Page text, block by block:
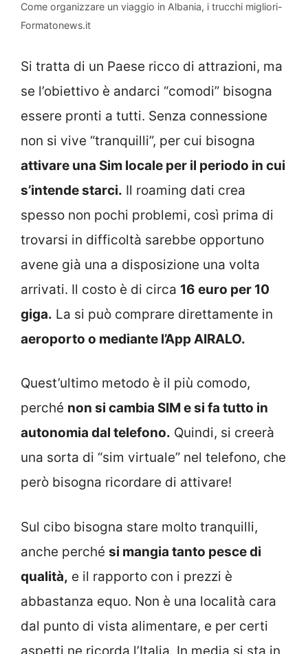
Come organizzare un viaggio in Albania, i trucchi migliori-
Formatonews.it
Si tratta di un Paese ricco di attrazioni, ma
se l’obiettivo è andarci “comodi” bisogna
essere pronti a tutti. Senza connessione
non si vive “tranquilli”, per cui bisogna
attivare una Sim locale per il periodo in cui
s’intende starci. Il roaming dati crea
spesso non pochi problemi, così prima di
trovarsi in difficoltà sarebbe opportuno
avene già una a disposizione una volta
arrivati. Il costo è di circa 16 euro per 10
giga. La si può comprare direttamente in
aeroporto o mediante l’App AIRALO.
Quest’ultimo metodo è il più comodo,
perché non si cambia SIM e si fa tutto in
autonomia dal telefono. Quindi, si creerà
una sorta di “sim virtuale” nel telefono, che
però bisogna ricordare di attivare!
Sul cibo bisogna stare molto tranquilli,
anche perché si mangia tanto pesce di
qualità, e il rapporto con i prezzi è
abbastanza equo. Non è una località cara
dal punto di vista alimentare, e per certi
aspetti ne ricorda l’Italia. In media si sta in